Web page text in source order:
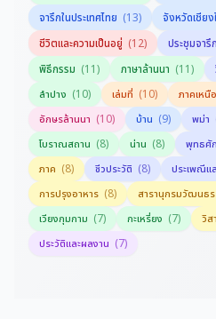
จารึกในประเทศไทย (13) จังหวัดเชียง
ชีวิตและความเป็นอยู่ (12) ประชุมจารึ
พิธีกรรม (11) ภาษาล้านนา (11)
ลำปาง (10) เล่มที่ (10) ภาคเหนือ
อักษรล้านนา (10) บ้าน (9) พม่า
โบราณสถาน (8) น่าน (8) พุทธศั
ภาค (8) ชีวประวัติ (8) ประเพณีแ
การปรุงอาหาร (8) สารานุกรมวัฒนธร
เวียงกุมกาม (7) กะเหรี่ยง (7) วิส
ประวัติและผลงาน (7)